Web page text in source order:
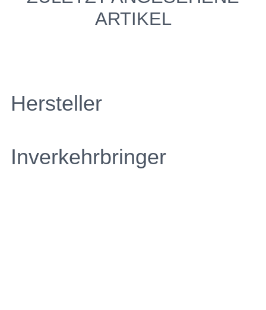
ARTIKEL
Hersteller
Inverkehrbringer